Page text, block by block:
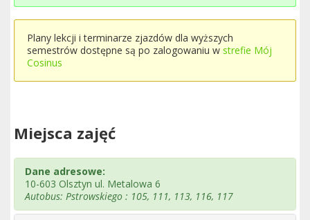
Plany lekcji i terminarze zjazdów dla wyższych
semestrów dostępne są po zalogowaniu w strefie Mój
Cosinus
Miejsca zajęć
Dane adresowe:
10-603 Olsztyn ul. Metalowa 6
Autobus: Pstrowskiego : 105, 111, 113, 116, 117